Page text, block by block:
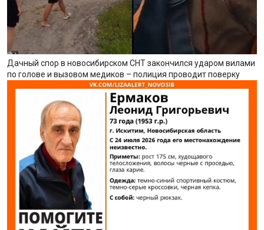
Дачный спор в новосибирском СНТ закончился ударом вилами
по голове и вызовом медиков – полиция проводит поверку